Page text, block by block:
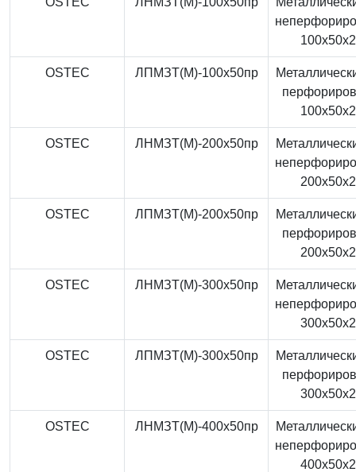
OSTEC ЛПМЗТ(М)-100x50пр
OSTEC ЛНМЗТ(М)-200x50пр
OSTEC ЛПМЗТ(М)-200x50пр
OSTEC ЛНМЗТ(М)-300x50пр
OSTEC ЛПМЗТ(М)-300x50пр
OSTEC ЛНМЗТ(М)-400x50пр